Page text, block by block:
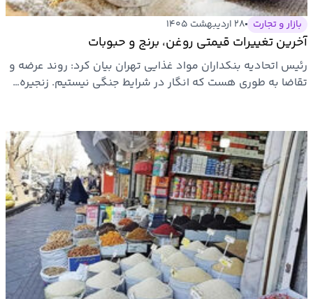
بازار و تجارت ۲۸ اردیبهشت ۱۴۰۵
آخرین تغییرات قیمتی روغن، برنج و حبوبات
رئیس اتحادیه بنکداران مواد غذایی تهران بیان کرد: روند عرضه و
تقاضا به طوری هست که انگار در شرایط جنگی نیستیم. زنجیره…